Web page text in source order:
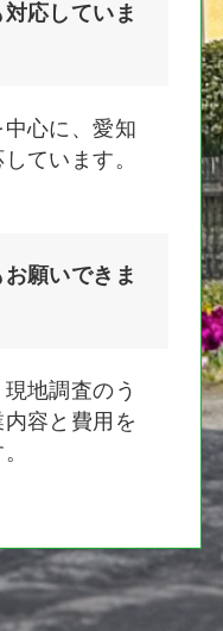
応していま
心に、愛知
ています。
願いできま
地調査のう
容と費用を